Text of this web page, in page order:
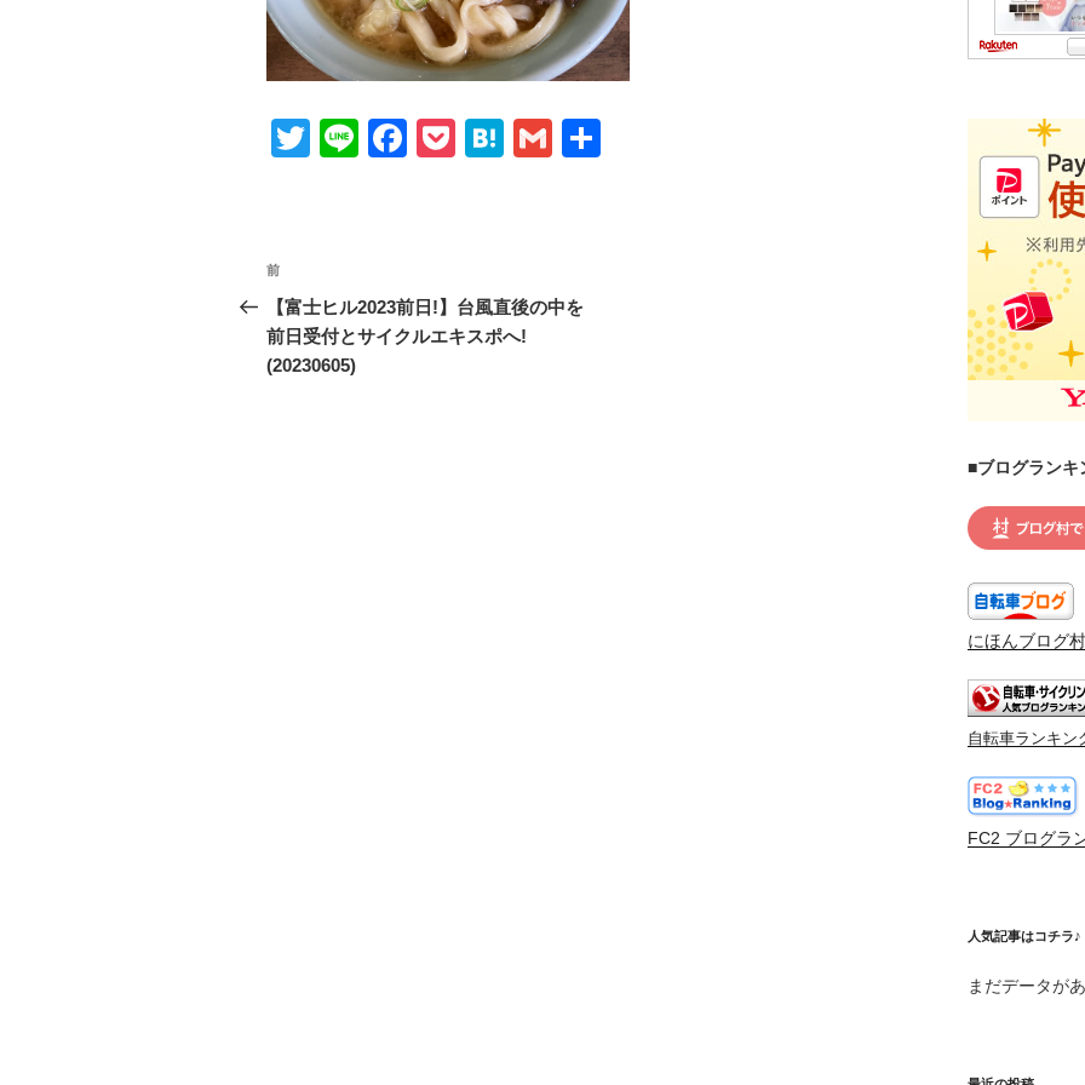
T
Li
F
b
o
P
H
a
G
投
稿
ナ
前
の
投
稿
前
【富士ヒル2023前日!】台風直後の中を
前日受付とサイクルエキスポへ!
(20230605)
■ブログランキ
にほんブログ村
自転車ランキン
FC2 ブログラ
人気記事はコチラ♪
まだデータが